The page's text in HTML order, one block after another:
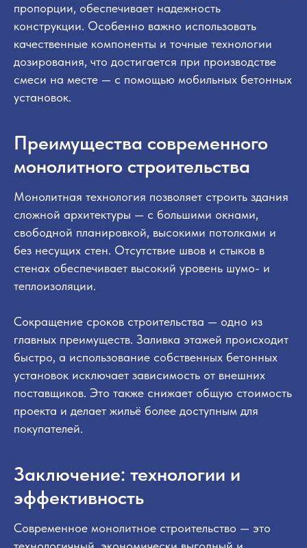
пропорции, обеспечивает надежность
конструкции. Особенно важно использовать
качественные компоненты и точные технологии
дозирования, что достигается при производстве
смеси на месте — с помощью мобильных бетонных
установок.
Преимущества современного
монолитного строительства
Монолитная технология позволяет строить здания
сложной архитектуры — с большими окнами,
свободной планировкой, высокими потолками и
без несущих стен. Отсутствие швов и стыков в
стенах обеспечивает высокий уровень шумо- и
теплоизоляции.
Сокращение сроков строительства — одно из
главных преимуществ. Заливка этажей происходит
быстро, а использование собственных бетонных
установок исключает зависимость от внешних
поставщиков. Это также снижает общую стоимость
проекта и делает жильё более доступным для
покупателей.
Заключение: технологии и
эффективность
Современное монолитное строительство — это